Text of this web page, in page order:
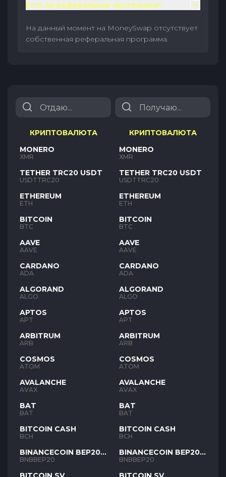
Есть ли реферальные программы?
На данный момент на MoneySwap отсутствует
собственная реферальная программа.
КРИПТОВАЛЮТА
MONERO
XMR
TETHER TRC20 USDT
USDTTRC20
ETHEREUM
ETH
BITCOIN
BTC
AAVE
AAVE
CARDANO
ADA
ALGORAND
ALGO
APTOS
APT
ARBITRUM
ARB
COSMOS
ATOM
AVALANCHE
AVAX
BAT
BAT
BITCOIN CASH
BCH
BINANCECOIN BEP20
BNB
BNBBEP20
КРИПТОВАЛЮТА
MONERO
XMR
TETHER TRC20 USDT
USDTTRC20
ETHEREUM
ETH
BITCOIN
BTC
AAVE
AAVE
CARDANO
ADA
ALGORAND
ALGO
APTOS
APT
ARBITRUM
ARB
COSMOS
ATOM
AVALANCHE
AVAX
BAT
BAT
BITCOIN CASH
BCH
BINANCECOIN BEP20
BNB
BNBBEP20